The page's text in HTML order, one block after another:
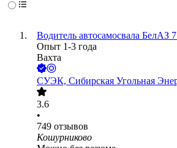
Водитель автосамосвала БелАЗ
Опыт 1-3 года
Вахта
СУЭК, Сибирская Угольная
3.6
•
749 отзывов
Кошурниково